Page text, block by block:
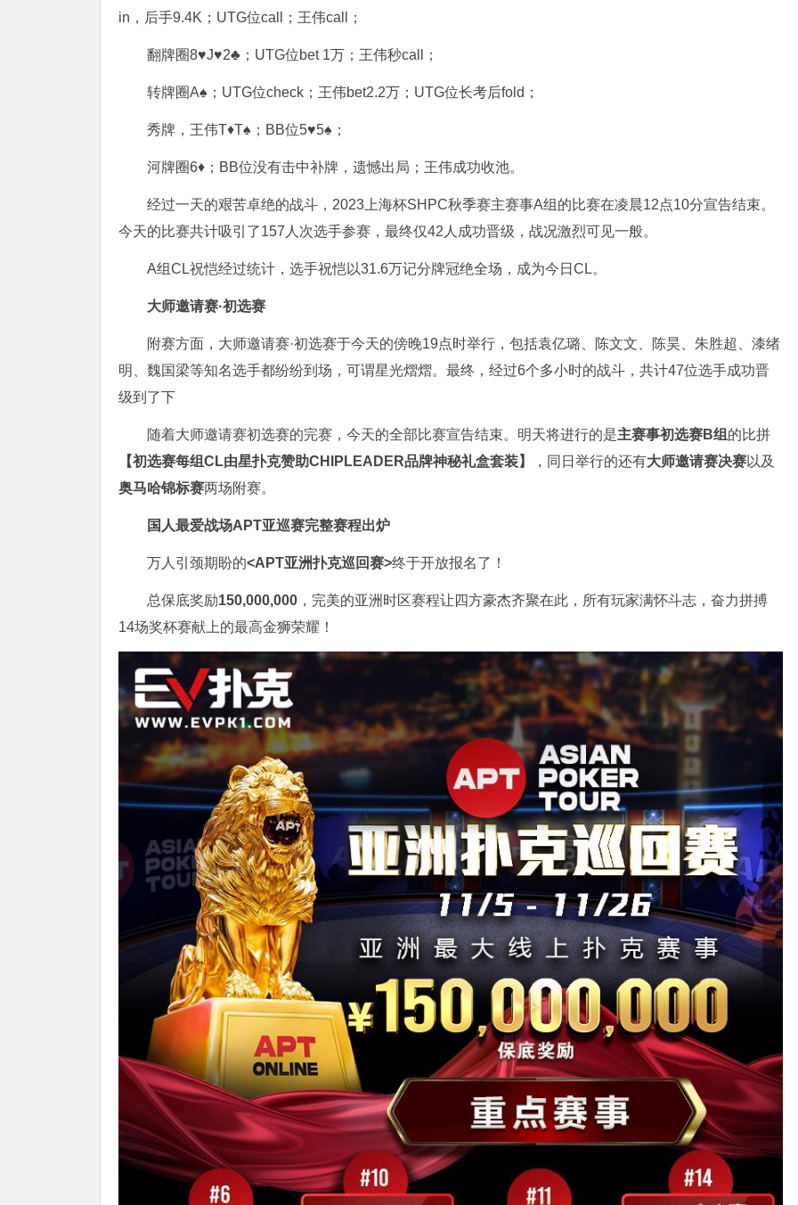
in，后手9.4K；UTG位call；王伟call；
翻牌圈8♥J♥2♣；UTG位bet 1万；王伟秒call；
转牌圈A♠；UTG位check；王伟bet2.2万；UTG位长考后fold；
秀牌，王伟T♦T♠；BB位5♥5♠；
河牌圈6♦；BB位没有击中补牌，遗憾出局；王伟成功收池。
经过一天的艰苦卓绝的战斗，2023上海杯SHPC秋季赛主赛事A组的比赛在凌晨12点10分宣告结束。
今天的比赛共计吸引了157人次选手参赛，最终仅42人成功晋级，战况激烈可见一般。
A组CL祝恺经过统计，选手祝恺以31.6万记分牌冠绝全场，成为今日CL。
大师邀请赛·初选赛
附赛方面，大师邀请赛·初选赛于今天的傍晚19点时举行，包括袁亿璐、陈文文、陈昊、朱胜超、漆绪
明、魏国梁等知名选手都纷纷到场，可谓星光熠熠。最终，经过6个多小时的战斗，共计47位选手成功晋
级到了下
随着大师邀请赛初选赛的完赛，今天的全部比赛宣告结束。明天将进行的是主赛事初选赛B组 的比拼
【初选赛每组CL由星扑克赞助CHIPLEADER品牌神秘礼盒套装】
，同日举行的还有大师邀请赛决赛以及
奥马哈锦标赛两场附赛。
国人最爱战场APT亚巡赛完整赛程出炉
万人引颈期盼的<APT亚洲扑克巡回赛>终于开放报名了！
总保底奖励150,000,000 ，完美的亚洲时区赛程让四方豪杰齐聚在此，所有玩家满怀斗志，奋力拼搏
14场奖杯赛献上的最高金狮荣耀！